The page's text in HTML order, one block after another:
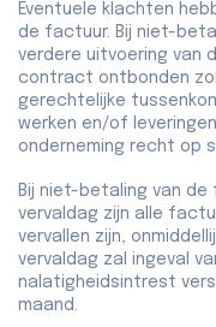
Eventuele klachten
de factuur. Bij niet-
verdere uitvoering van
contract ontbonden
gerechtelijke
werken en/of
onderneming recht op
Bij niet-betaling van
vervaldag zijn alle
vervallen zijn,
vervaldag zal ingeval
nalatigheidsintrest
maand.